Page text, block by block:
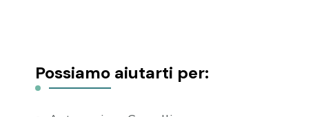
Possiamo aiutarti per: